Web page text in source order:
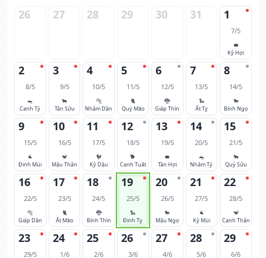
26 27 28 29 30 31 1
7/5
🐖
Kỷ Hợi
2
8/5
🐀
Canh Tý
3
9/5
🐂
Tân Sửu
4
10/5
🐅
Nhâm Dần
5
11/5
🐈
Quý Mão
6
12/5
🐉
Giáp Thìn
7
13/5
🐍
Ất Tỵ
8
14/5
🐎
Bính Ngọ
9
15/5
🐐
Đinh Mùi
10
16/5
🐒
Mậu Thân
11
17/5
🐓
Kỷ Dậu
12
18/5
🐕
Canh Tuất
13
19/5
🐖
Tân Hợi
14
20/5
🐀
Nhâm Tý
15
21/5
🐂
Quý Sửu
16
22/5
🐅
Giáp Dần
17
23/5
🐈
Ất Mão
18
24/5
🐉
Bính Thìn
19
25/5
🐍
Đinh Tỵ
20
26/5
🐎
Mậu Ngọ
21
27/5
🐐
Kỷ Mùi
22
28/5
🐒
Canh Thân
23
29/5
24
1/6
25
2/6
26
3/6
27
4/6
28
5/6
29
6/6